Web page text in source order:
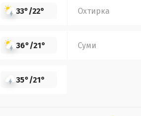
33°/22° Охтирка
36°/21° Суми
35°/21°